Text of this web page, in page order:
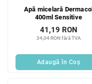
Apă micelară Dermacol
400ml Sensitive
34,04 RON fără TVA
41,19 RON
Adaugă în Coş